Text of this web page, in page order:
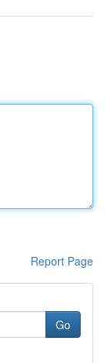
Report Page
Go